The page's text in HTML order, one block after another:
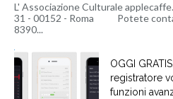
L' Associazione Culturale
31 - 00152 - Roma Potete
8390...
OGGI
registratore
funzioni